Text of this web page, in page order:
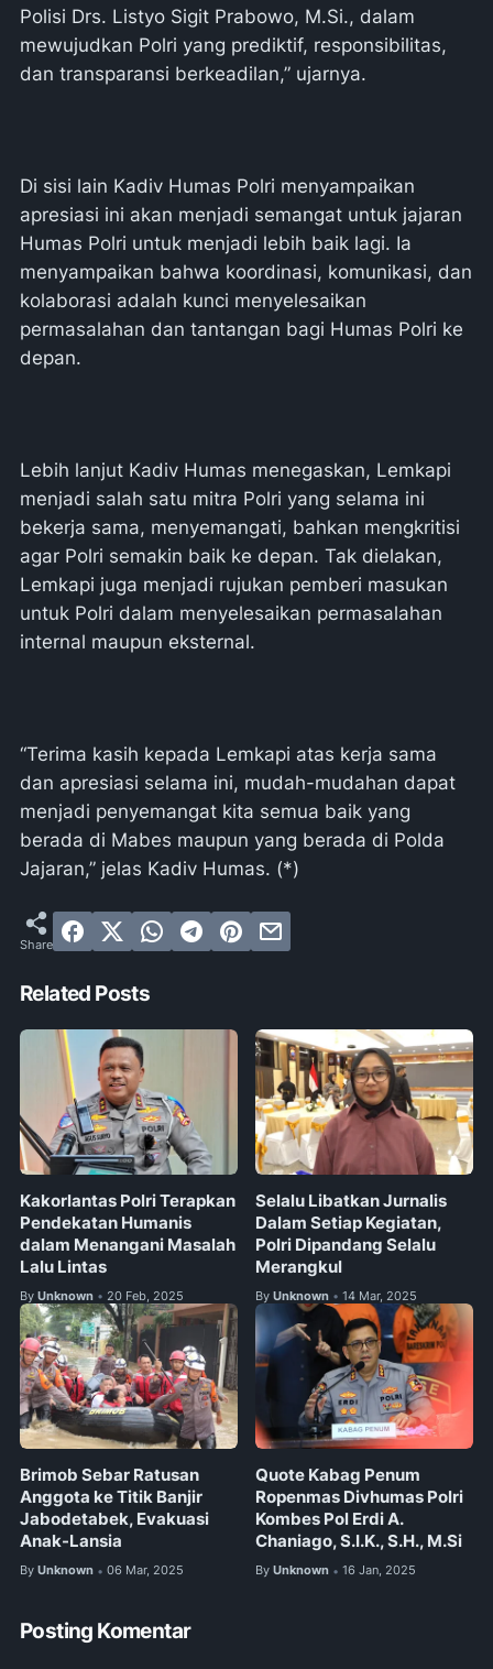
Polisi Drs. Listyo Sigit Prabowo, M.Si., dalam
mewujudkan Polri yang prediktif, responsibilitas,
dan transparansi berkeadilan,” ujarnya.
Di sisi lain Kadiv Humas Polri menyampaikan
apresiasi ini akan menjadi semangat untuk jajaran
Humas Polri untuk menjadi lebih baik lagi. Ia
menyampaikan bahwa koordinasi, komunikasi, dan
kolaborasi adalah kunci menyelesaikan
permasalahan dan tantangan bagi Humas Polri ke
depan.
Lebih lanjut Kadiv Humas menegaskan, Lemkapi
menjadi salah satu mitra Polri yang selama ini
bekerja sama, menyemangati, bahkan mengkritisi
agar Polri semakin baik ke depan. Tak dielakan,
Lemkapi juga menjadi rujukan pemberi masukan
untuk Polri dalam menyelesaikan permasalahan
internal maupun eksternal.
“Terima kasih kepada Lemkapi atas kerja sama
dan apresiasi selama ini, mudah-mudahan dapat
menjadi penyemangat kita semua baik yang
berada di Mabes maupun yang berada di Polda
Jajaran,” jelas Kadiv Humas. (*)
Related Posts
Kakorlantas Polri Terapkan
Pendekatan Humanis
dalam Menangani Masalah
Lalu Lintas
By Unknown • 20 Feb, 2025
Selalu Libatkan Jurnalis
Dalam Setiap Kegiatan,
Polri Dipandang Selalu
Merangkul
By Unknown • 14 Mar, 2025
Brimob Sebar Ratusan
Anggota ke Titik Banjir
Jabodetabek, Evakuasi
Anak-Lansia
By Unknown • 06 Mar, 2025
Quote Kabag Penum
Ropenmas Divhumas Polri
Kombes Pol Erdi A.
Chaniago, S.I.K., S.H., M.Si
By Unknown • 16 Jan, 2025
Posting Komentar